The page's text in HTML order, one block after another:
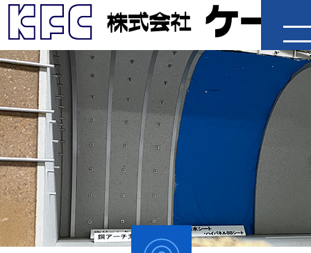
企業情報
製品・工法
施工事例
IR情報
採用情報